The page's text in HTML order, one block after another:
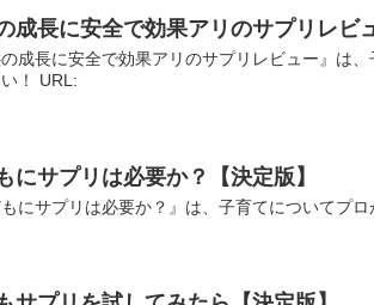
成長に安全で効果アリのサプリレビ
の成長に安全で効果アリのサプリレビュー』は
い！ URL:
にサプリは必要か？【決定版】
もにサプリは必要か？』は、子育てについてプ